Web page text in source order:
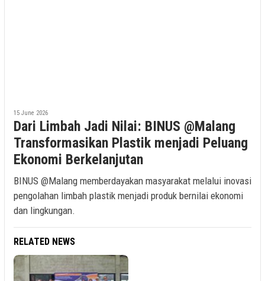
15 June 2026
Dari Limbah Jadi Nilai: BINUS @Malang
Transformasikan Plastik menjadi Peluang
Ekonomi Berkelanjutan
BINUS @Malang memberdayakan masyarakat melalui inovasi
pengolahan limbah plastik menjadi produk bernilai ekonomi
dan lingkungan.
RELATED NEWS